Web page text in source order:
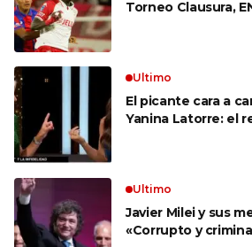
Torneo Clausura,
Ultimo
El picante cara a
Yanina Latorre: el
Ultimo
Javier Milei y sus
«Corrupto y